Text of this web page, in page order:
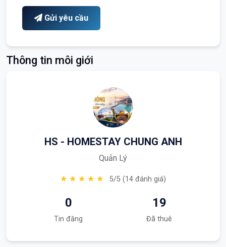
Gửi yêu cầu
Thông tin môi giới
HS - HOMESTAY CHUNG ANH
Quản Lý
★ ★ ★ ★ ★ 5/5 (14 đánh giá)
0
Tin đăng
19
Đã thuê